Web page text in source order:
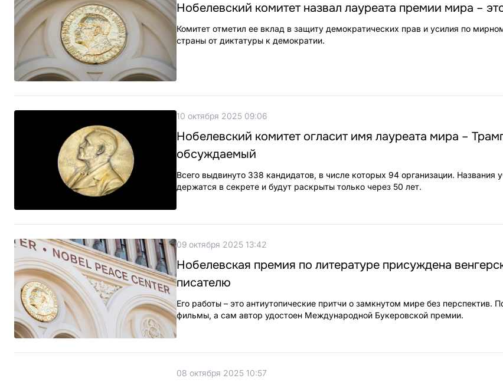
Нобелевский комитет назвал лауреата премии мира –
Комитет отметил ее вклад в защиту демократических прав и усилия по
страны от диктатуры к демократии.
10 октября 2025 09:06
Нобелевский комитет огласит имя лауреата мира –
обсуждаемый
Всего выдвинуто 338 кандидатов, в числе которых 94 организации. Названия
держатся в секрете и будут раскрыты только через 50 лет.
09 октября 2025 13:42
Нобелевская премия по литературе присуждена
писателю
Его работы – это антиутопические притчи о замкнутом мире без перспектив.
фильмы, а сам автор удостоен Международной Букеровской премии.
08 октября 2025 10:57